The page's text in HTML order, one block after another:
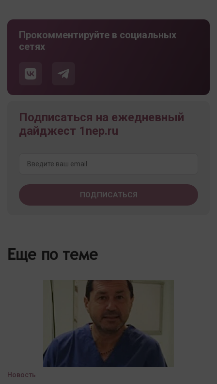
Прокомментируйте в социальных
сетях
Подписаться на ежедневный
дайджест 1nep.ru
Еще по теме
Новость